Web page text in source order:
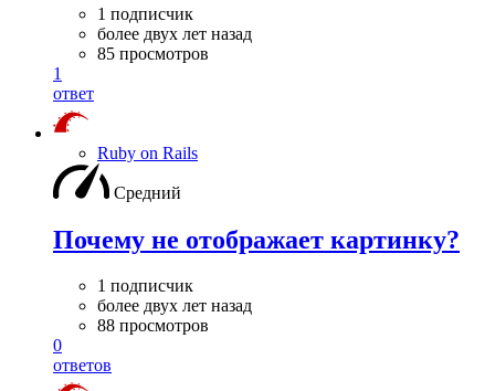
1 подписчик
более двух лет назад
85 просмотров
1
ответ
Ruby on Rails
Средний
Почему не отображает картинку?
1 подписчик
более двух лет назад
88 просмотров
0
ответов